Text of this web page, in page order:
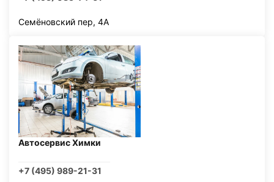
Семёновский пер, 4А
Автосервис Химки
+7 (495) 989-21-31